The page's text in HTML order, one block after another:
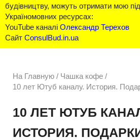
будівництву, можуть отримати мою
Україномовних ресурсах:
YouTube каналі Олександр Терехов
Сайт ConsulBud.in.ua
На Главную / Чашка кофе /
10 лет Ютуб каналу. История.
10 ЛЕТ ЮТУБ
ИСТОРИЯ.